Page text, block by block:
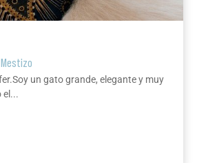
un gato grande, elegante y muy
el...